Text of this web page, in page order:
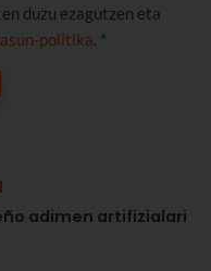
duzu ezagutzen eta
politika. *
adimen artifizialari